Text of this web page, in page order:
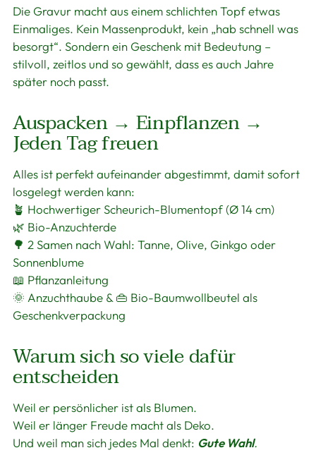
Die Gravur macht aus einem schlichten Topf etwas
Einmaliges. Kein Massenprodukt, kein „hab schnell was
besorgt“. Sondern ein Geschenk mit Bedeutung –
stilvoll, zeitlos und so gewählt, dass es auch Jahre
später noch passt.
Auspacken → Einpflanzen →
Jeden Tag freuen
Alles ist perfekt aufeinander abgestimmt, damit sofort
losgelegt werden kann:
🪴 Hochwertiger Scheurich-Blumentopf (Ø 14 cm)
🌿 Bio-Anzuchterde
🌳 2 Samen nach Wahl: Tanne, Olive, Ginkgo oder
Sonnenblume
📖 Pflanzanleitung
🌞 Anzuchthaube & 👜 Bio-Baumwollbeutel als
Geschenkverpackung
Warum sich so viele dafür
entscheiden
Weil er persönlicher ist als Blumen.
Weil er länger Freude macht als Deko.
Und weil man sich jedes Mal denkt: Gute Wahl.